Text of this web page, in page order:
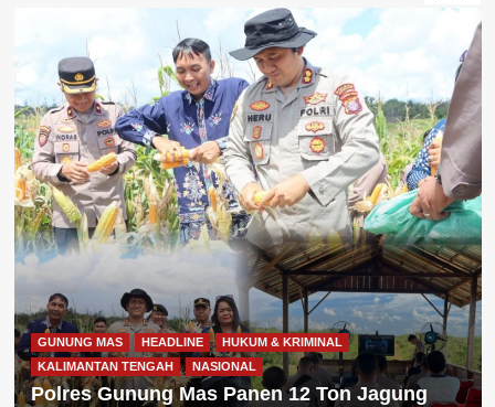
GUNUNG MAS HEADLINE
HUKUM & KRIMINAL
KALIMANTAN TENGAH
NASIONAL
Polres Gunung Mas Panen 12 Ton Jagung